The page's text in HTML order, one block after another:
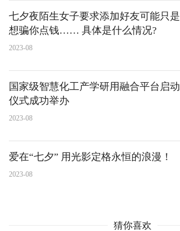
七夕夜陌生女子要求添加好友可能只是
想骗你点钱…… 具体是什么情况?
2023-08
国家级智慧化工产学研用融合平台启动
仪式成功举办
2023-08
爱在“七夕” 用光影定格永恒的浪漫！
2023-08
猜你喜欢